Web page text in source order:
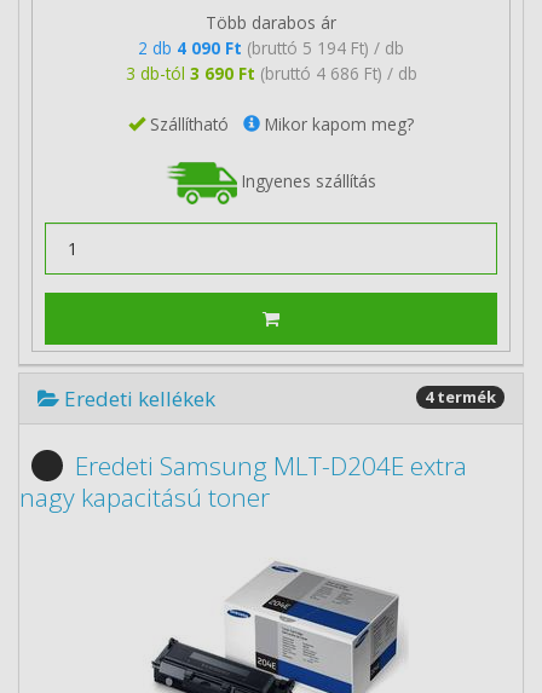
Több darabos ár
2 db 4 090 Ft (bruttó 5 194 Ft) / db
3 db-tól 3 690 Ft (bruttó 4 686 Ft) / db
Szállítható Mikor kapom meg?
Ingyenes szállítás
Eredeti kellékek 4 termék
Eredeti Samsung MLT-D204E extra
nagy kapacitású toner